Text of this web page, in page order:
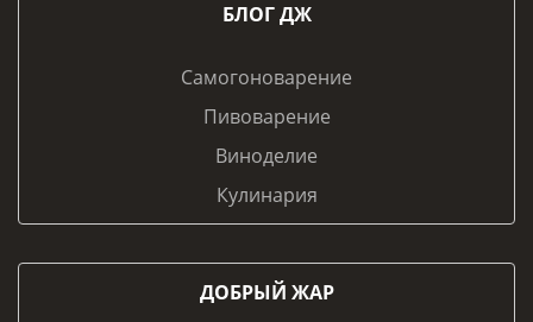
БЛОГ ДЖ
Самогоноварение
Пивоварение
Виноделие
Кулинария
ДОБРЫЙ ЖАР